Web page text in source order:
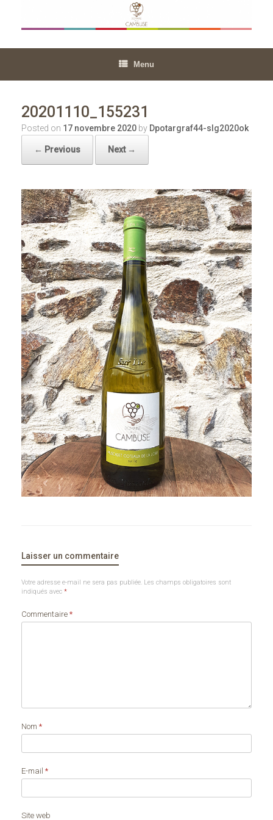
content
Menu
20201110_155231
Posted on 17 novembre 2020 by Dpotargraf44-slg2020ok
← Previous Next →
Laisser un commentaire
Votre adresse e-mail ne sera pas publiée. Les champs obligatoires sont
indiqués avec *
Commentaire *
Nom *
E-mail *
Site web